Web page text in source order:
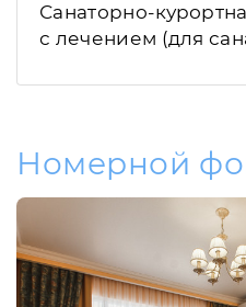
Санаторно-
с лечением (для
Номерной